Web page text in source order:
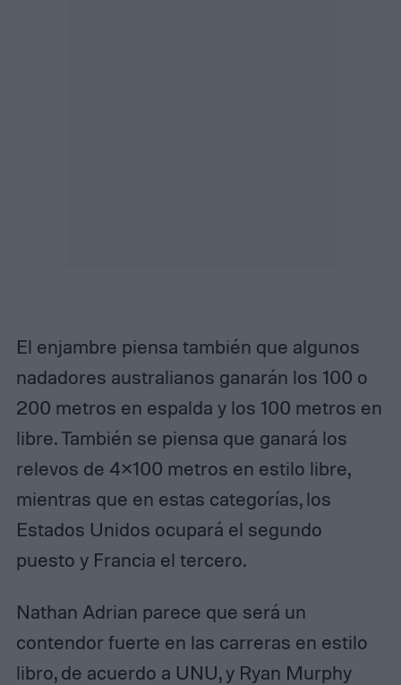
El enjambre piensa también que algunos
nadadores australianos ganarán los 100 o
200 metros en espalda y los 100 metros en
libre. También se piensa que ganará los
relevos de 4×100 metros en estilo libre,
mientras que en estas categorías, los
Estados Unidos ocupará el segundo
puesto y Francia el tercero.
Nathan Adrian parece que será un
contendor fuerte en las carreras en estilo
libro, de acuerdo a UNU, y Ryan Murphy